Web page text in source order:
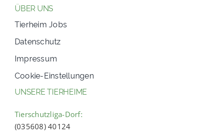
ÜBER UNS
Tierheim Jobs
Datenschutz
Impressum
Cookie-Einstellungen
UNSERE TIERHEIME
Tierschutzliga-Dorf:
(035608) 40124